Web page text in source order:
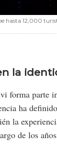
hasta 12,000
la
forma parte
ha
la
de los